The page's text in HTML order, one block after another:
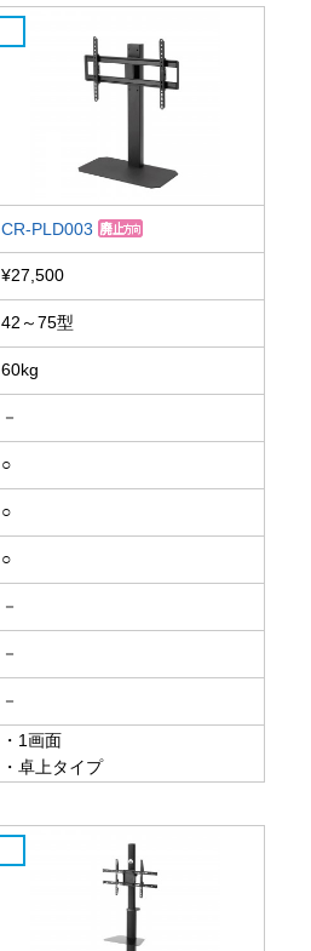
CR-PLD003
¥27,500
42～75型
60kg
－
○
○
○
－
－
－
・1画面
・卓上タイプ